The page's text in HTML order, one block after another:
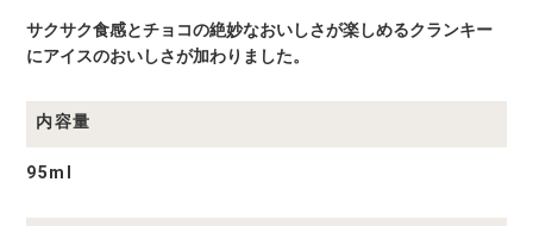
取
扱
品
商
品
一
サクサク食感とチョコの絶妙なおいしさが楽しめるクランキー
にアイスのおいしさが加わりました。
内容量
95ml